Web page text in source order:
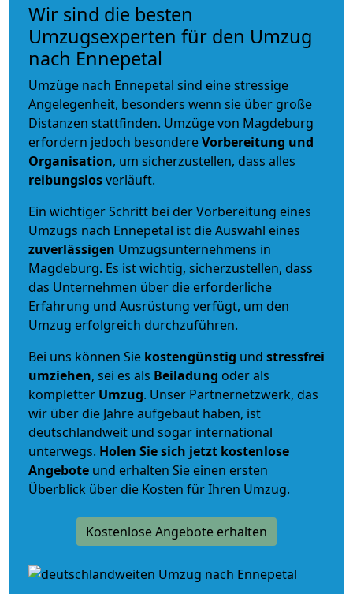
Wir sind die besten
Umzugsexperten für den Umzug
nach Ennepetal
Umzüge nach Ennepetal sind eine stressige
Angelegenheit, besonders wenn sie über große
Distanzen stattfinden. Umzüge von Magdeburg
erfordern jedoch besondereVorbereitung und
Organisation, um sicherzustellen, dass alles
reibungslosverläuft.
Ein wichtiger Schritt bei der Vorbereitung eines
Umzugs nach Ennepetal ist die Auswahl eines
zuverlässigen Umzugsunternehmens in
Magdeburg. Es ist wichtig, sicherzustellen, dass
das Unternehmen über die erforderliche
Erfahrung und Ausrüstung verfügt, um den
Umzug erfolgreich durchzuführen.
Bei uns können Sie kostengünstig und stressfrei
umziehen, sei es als Beiladung oder als
kompletter Umzug. Unser Partnernetzwerk, das
wir über die Jahre aufgebaut haben, ist
deutschlandweit und sogar international
unterwegs. Holen Sie sich jetzt kostenlose
Angebote und erhalten Sie einen ersten
Überblick über die Kosten für Ihren Umzug.
Kostenlose Angebote erhalten